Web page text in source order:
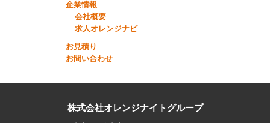
企業情報
会社概要
求人オレンジナビ
お見積り
お問い合わせ
株式会社オレンジナイトグループ